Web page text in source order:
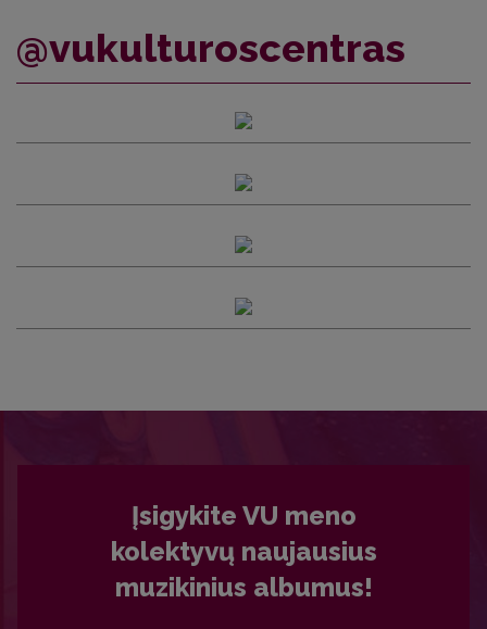
@vukulturoscentras
Įsigykite VU meno
kolektyvų naujausius
muzikinius albumus!